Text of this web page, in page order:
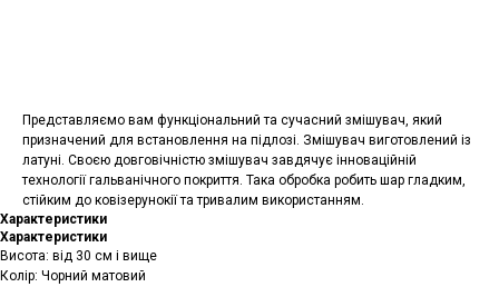
Представляємо вам функціональний та сучасний змішувач, який
призначений для встановлення на підлозі. Змішувач виготовлений із
латуні. Своєю довговічністю змішувач завдячує інноваційній
технології гальванічного покриття. Така обробка робить шар гладким,
стійким до ковізерунокії та тривалим використанням.
Характеристики
Характеристики
Висота: від 30 см і вище
Колір: Чорний матовий